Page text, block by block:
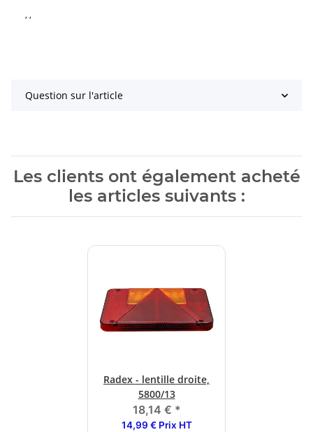
, ,
Question sur l'article
Les clients ont également acheté
les articles suivants :
Radex - lentille droite,
5800/13
18,14 € *
14,99 € Prix HT